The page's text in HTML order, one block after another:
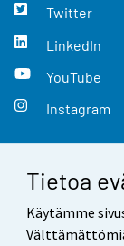
Tietoa
Käytämme
Twitter
LinkedIn
YouTube
Instagram
Yhteystiedot
Palaute